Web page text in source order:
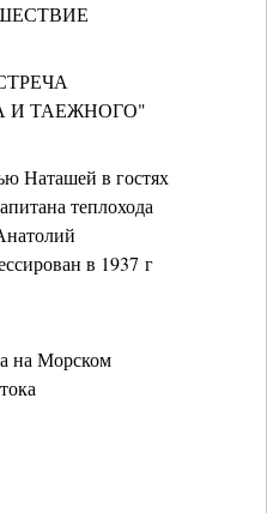
И ТАЕЖНОГО"
Наташей в гостях
теплохода
в 1937 г
на Морском